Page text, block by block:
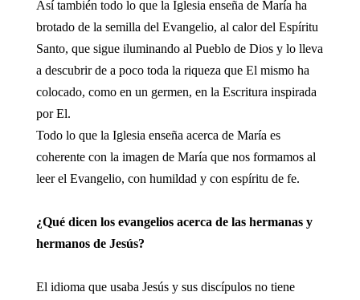
Así también todo lo que la Iglesia enseña de María ha
brotado de la semilla del Evangelio, al calor del Espíritu
Santo, que sigue iluminando al Pueblo de Dios y lo lleva
a descubrir de a poco toda la riqueza que El mismo ha
colocado, como en un germen, en la Escritura inspirada
por El.
Todo lo que la Iglesia enseña acerca de María es
coherente con la imagen de María que nos formamos al
leer el Evangelio, con humildad y con espíritu de fe.
¿Qué dicen los evangelios acerca de las hermanas y
hermanos de Jesús?
El idioma que usaba Jesús y sus discípulos no tiene